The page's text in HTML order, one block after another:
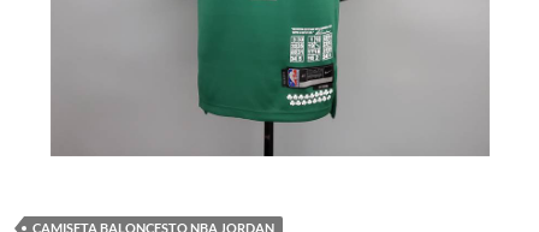
CAMISETA BALONCESTO NBA JORDAN